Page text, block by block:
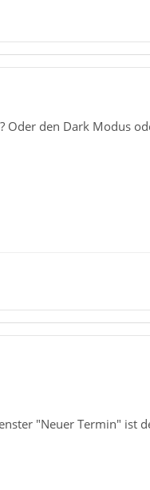
Oder den Dark Modus
"Neuer Termin" ist